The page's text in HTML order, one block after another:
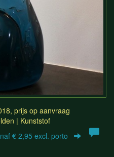
prijs op aanvraag
| Kunststof
€ 2,95 excl. porto